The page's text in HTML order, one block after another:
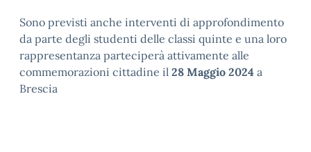
Sono previsti anche interventi di approfondimento
da parte degli studenti delle classi quinte e una loro
rappresentanza parteciperà attivamente alle
commemorazioni cittadine il 28 Maggio 2024 a
Brescia